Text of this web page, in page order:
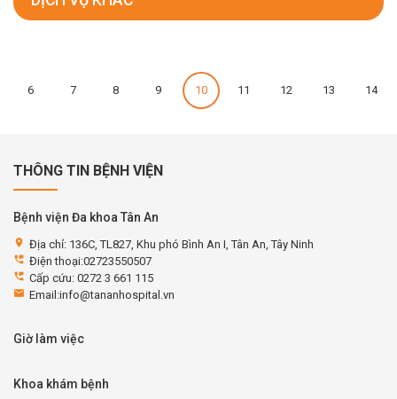
6 7 8 9 10 11 12 13 14
THÔNG TIN BỆNH VIỆN
Bệnh viện Đa khoa Tân An
location_on Địa chỉ: 136C, TL827, Khu phó Bình An I, Tân An, Tây Ninh
perm_phone_msg Điện thoại:02723550507
perm_phone_msg Cấp cứu: 0272 3 661 115
email Email:info@tananhospital.vn
Giờ làm việc
Khoa khám bệnh